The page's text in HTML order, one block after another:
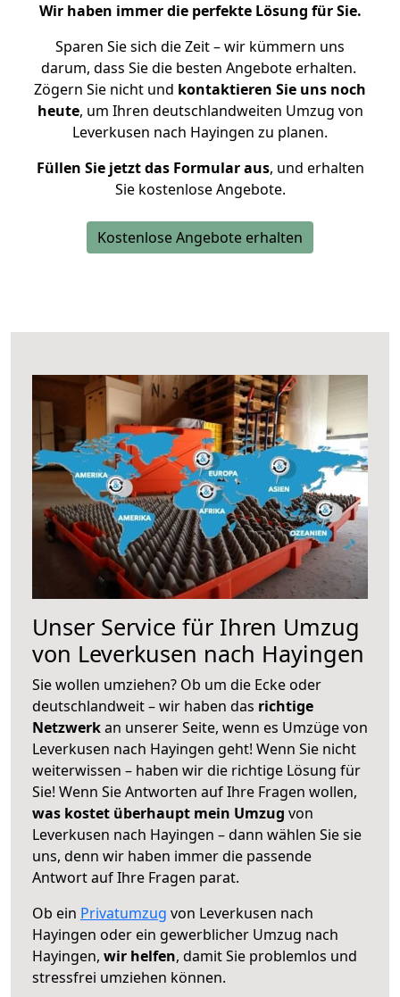
Wir haben immer die perfekte Lösung für Sie.
Sparen Sie sich die Zeit – wir kümmern uns
darum, dass Sie die besten Angebote erhalten.
Zögern Sie nicht und kontaktieren Sie uns noch
heute, um Ihren deutschlandweiten Umzug von
Leverkusen nach Hayingen zu planen.
Füllen Sie jetzt das Formular aus, und erhalten
Sie kostenlose Angebote.
Kostenlose Angebote erhalten
Unser Service für Ihren Umzug
von Leverkusen nach Hayingen
Sie wollen umziehen? Ob um die Ecke oder
deutschlandweit – wir haben das richtige
Netzwerkan unserer Seite, wenn es Umzüge von
Leverkusen nach Hayingen geht! Wenn Sie nicht
weiterwissen – haben wir die richtige Lösung für
Sie! Wenn Sie Antworten auf Ihre Fragen wollen,
was kostet überhaupt mein Umzug von
Leverkusen nach Hayingen – dann wählen Sie sie
uns, denn wir haben immer die passende
Antwort auf Ihre Fragen parat.
Ob ein Privatumzug von Leverkusen nach
Hayingen oder ein gewerblicher Umzug nach
Hayingen, wir helfen, damit Sie problemlos und
stressfrei umziehen können.